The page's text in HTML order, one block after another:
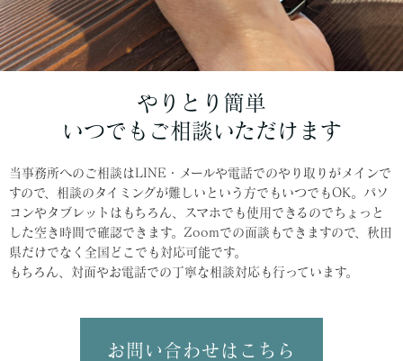
やりとり簡単
いつでもご相談いただけます
当事務所へのご相談はLINE・メールや電話でのやり取りがメインで
すので、相談のタイミングが難しいという方でもいつでもOK。パソ
コンやタブレットはもちろん、スマホでも使用できるのでちょっと
した空き時間で確認できます。Zoomでの面談もできますので、秋田
県だけでなく全国どこでも対応可能です。
もちろん、対面やお電話での丁寧な相談対応も行っています。
お問い合わせはこちら